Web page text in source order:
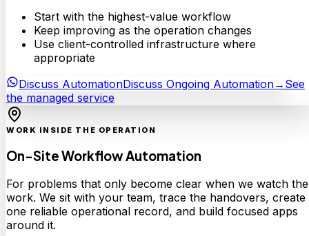
Start with the highest-value workflow
Keep improving as the operation changes
Use client-controlled infrastructure where
appropriate
Discuss AutomationDiscuss Ongoing Automation→ See
the managed service
WORK INSIDE THE OPERATION
On-Site Workflow Automation
For problems that only become clear when we watch the
work. We sit with your team, trace the handovers, create
one reliable operational record, and build focused apps
around it.